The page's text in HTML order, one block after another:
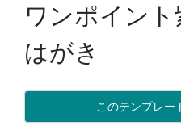
ワンポイン
はがき
このテンプレー